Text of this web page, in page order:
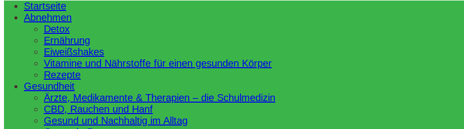
Startseite
Abnehmen
Detox
Ernährung
Eiweißshakes
Vitamine und Nährstoffe für einen gesunden Körper
Rezepte
Gesundheit
Ärzte, Medikamente & Therapien – die Schulmedizin
CBD, Rauchen und Hanf
Gesund und Nachhaltig im Alltag